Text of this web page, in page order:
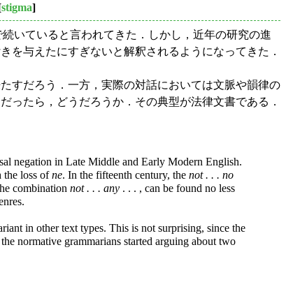
stigma]
いていると言われてきた．しかし，近年の研究の進
を与えたにすぎないと解釈されるようになってきた．
すだろう．一方，実際の対話においては文脈や韻律の
ったら，どうだろうか．その典型が法律文書である．
negation in Late Middle and Early Modern English.
the loss ofne. In the fifteenth century, the not . . . no
combination not . . . any . . . , can be found no less
in other text types. This is not surprising, since the
normative grammarians started arguing about two